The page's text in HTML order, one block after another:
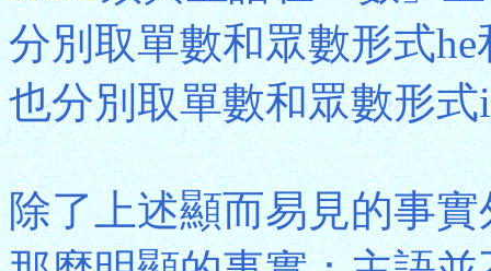
分別取單數和眾數形式
也分別取單數和眾數形式
除了上述顯而易見的事